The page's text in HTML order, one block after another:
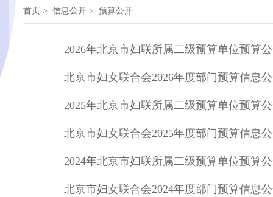
首页 > 信息公开 >预算公开
2026年北京市妇联所属二级预算单位预算
北京市妇女联合会2026年度部门预算信息
2025年北京市妇联所属二级预算单位预算
北京市妇女联合会2025年度部门预算信息
2024年北京市妇联所属二级预算单位预算
北京市妇女联合会2024年度部门预算信息